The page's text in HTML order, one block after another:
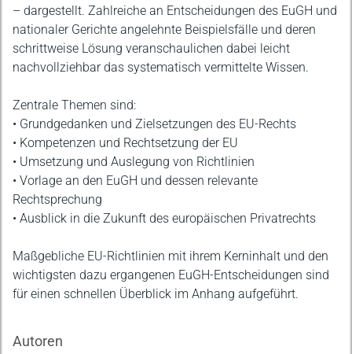
– dargestellt. Zahlreiche an Entscheidungen des EuGH und
nationaler Gerichte angelehnte Beispielsfälle und deren
schrittweise Lösung veranschaulichen dabei leicht
nachvollziehbar das systematisch vermittelte Wissen.
Zentrale Themen sind:
• Grundgedanken und Zielsetzungen des EU-Rechts
• Kompetenzen und Rechtsetzung der EU
• Umsetzung und Auslegung von Richtlinien
• Vorlage an den EuGH und dessen relevante
Rechtsprechung
• Ausblick in die Zukunft des europäischen Privatrechts
Maßgebliche EU-Richtlinien mit ihrem Kerninhalt und den
wichtigsten dazu ergangenen EuGH-Entscheidungen sind
für einen schnellen Überblick im Anhang aufgeführt.
Autoren